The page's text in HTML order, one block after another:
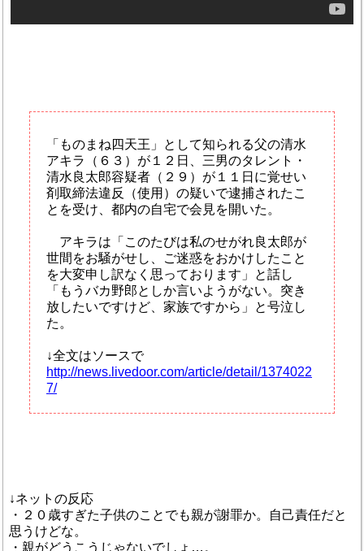
「ものまね四天王」として知られる父の清水
アキラ（６３）が１２日、三男のタレント・
清水良太郎容疑者（２９）が１１日に覚せい
剤取締法違反（使用）の疑いで逮捕されたこ
とを受け、都内の自宅で会見を開いた。
アキラは「このたびは私のせがれ良太郎が
世間をお騒がせし、ご迷惑をおかけしたこと
を大変申し訳なく思っております」と話し
「もうバカ野郎としか言いようがない。突き
放したいですけど、家族ですから」と号泣し
た。
↓全文はソースで
http://news.livedoor.com/article/detail/1374022
7/
↓ネットの反応
・２０歳すぎた子供のことでも親が謝罪か。自己責任だと
思うけどな。
・親がどうこうじゃないでしょ…。